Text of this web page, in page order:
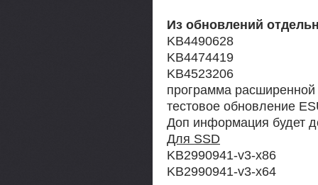
Из обновлений
KB4490628
KB4474419
KB4523206
программа
тестовое обновление
Доп информация будет
Для SSD
KB2990941-v3-x86
KB2990941-v3-x64